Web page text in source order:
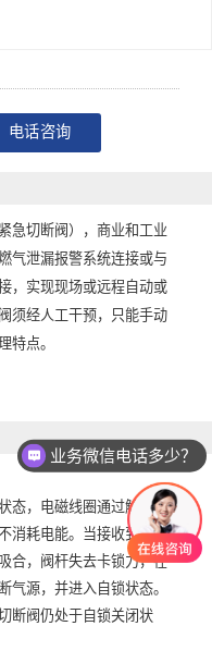
电话咨询
急切断阀），商业和工业
气泄漏报警系统连接或与
，实现现场或远程自动或
须经人工干预，只能手动
特点。
态，电磁线圈通过触点开
消耗电能。当接收到外部
合，阀杆失去卡锁力，在
气源，并进入自锁状态。
断阀仍处于自锁关闭状
业务微信电话多少？